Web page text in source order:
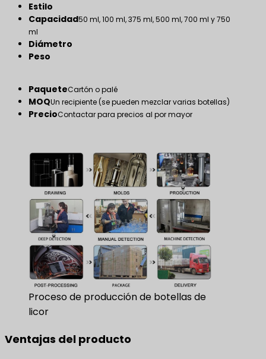
Estilo
Capacidad50 ml, 100 ml, 375 ml, 500 ml, 700 ml y 750
ml
Diámetro
Peso
PaqueteCartón o palé
MOQUn recipiente (se pueden mezclar varias botellas)
PrecioContactar para precios al por mayor
Proceso de producción de botellas de
licor
Ventajas del producto